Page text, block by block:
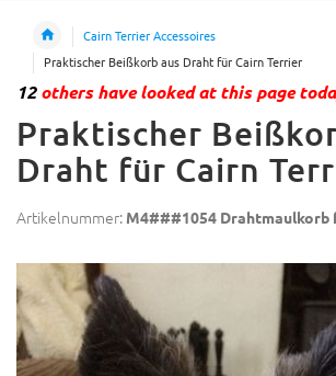
Cairn Terrier Accessoires
Praktischer Beißkorb aus Draht für Cairn Terrier
12others have looked at this page
Praktischer
Draht für Cairn
Artikelnummer: M4###1054 Drahtmaulkorb